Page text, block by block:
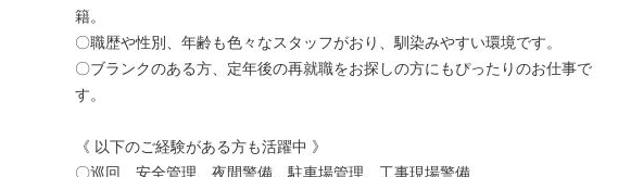
籍。
〇職歴や性別、年齢も色々なスタッフがおり、馴染みやすい環境です。
〇ブランクのある方、定年後の再就職をお探しの方にもぴったりのお仕事で
す。
《 以下のご経験がある方も活躍中 》
〇巡回、安全管理、夜間警備、駐車場管理、工事現場警備